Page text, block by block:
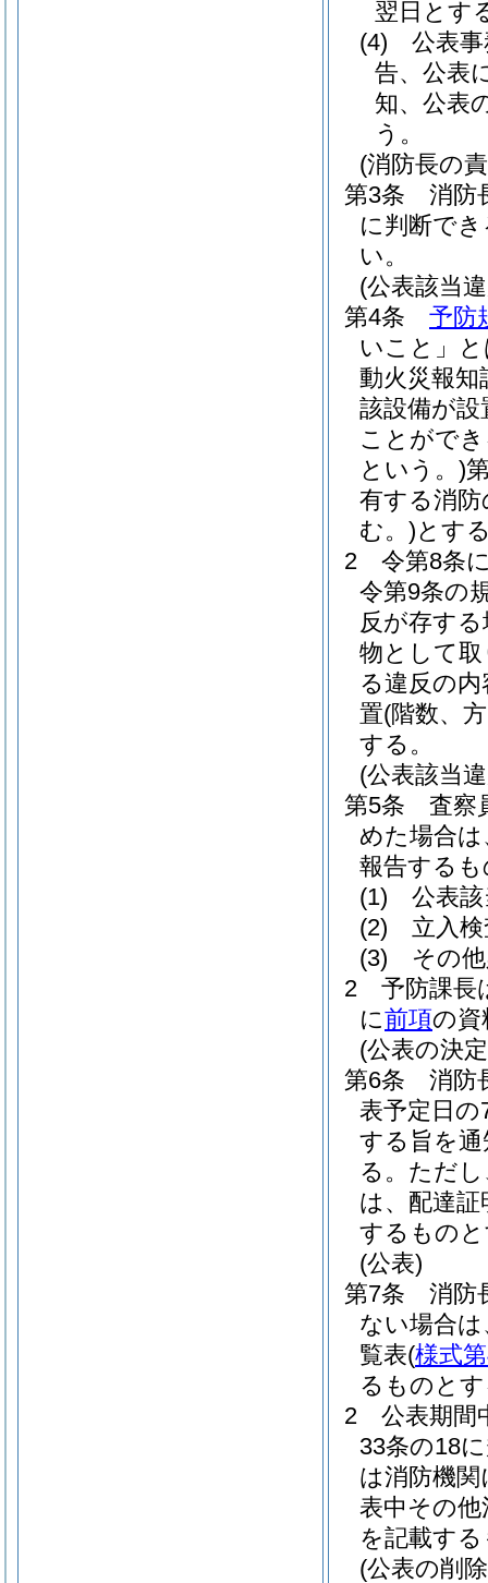
翌日とす
(4)
公表
告、公表
知、公表
う。
(消防長の
第3条
消防
に判断で
い。
(公表該当
第4条
予防
いこと」
動火災報
該設備が
ことがで
という。)
有する消
む。)とす
2
令第8条
令第9条の
反が存す
物として
る違反の
置(階数、
する。
(公表該当
第5条
査察
めた場合
報告する
(1)
公表
(2)
立入
(3)
その
2
予防課長
に前項の資
(公表の決
第6条
消防
表予定日の
する旨を
る。 ただ
は、配達
するもの
(公表)
第7条
消防
ない場合は
覧表(様式
るものと
2
公表期間
33条の18
は消防機
表中その
を記載す
(公表の削